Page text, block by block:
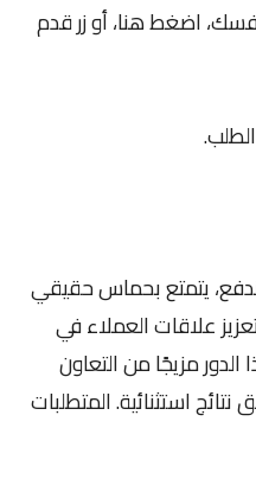
اضغط هنا، أو زر قدم
يتمتع بحماس حقيقي
علاقات العملاء في
مزيجًا من التعاون
استثنائية. المتطلبات